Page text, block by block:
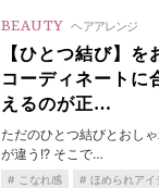
BEAUTY ヘアアレンジ
【ひとつ結び】を
コーディネートに
えるのが正…
ただのひとつ結びとおし
が違う!? そこで…
こなれ感 ほめられアイ